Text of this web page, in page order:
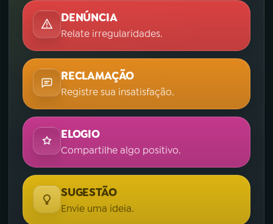
DENÚNCIA
Relate irregularidades.
RECLAMAÇÃO
Registre sua insatisfação.
ELOGIO
Compartilhe algo positivo.
SUGESTÃO
Envie uma ideia.